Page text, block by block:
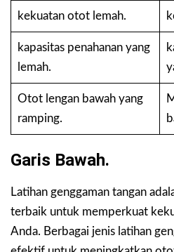
kekuatan otot lemah.
kapasitas penahanan yang
lemah.
Otot lengan bawah yang
ramping.
Garis Bawah.
Latihan genggaman tangan
terbaik untuk memperkuat
Anda. Berbagai jenis latihan